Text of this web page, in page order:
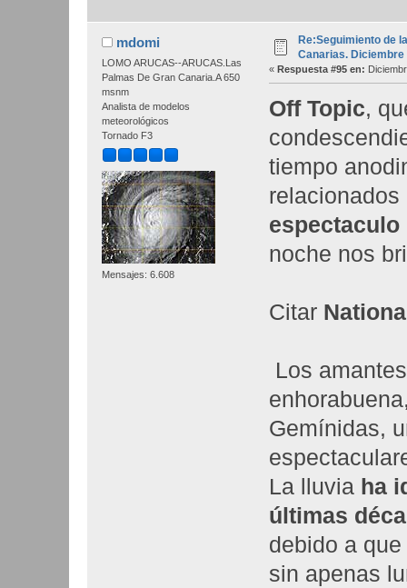
mdomi
LOMO ARUCAS--ARUCAS.Las
Palmas De Gran Canaria.A 650
msnm
Analista de modelos
meteorológicos
Tornado F3
Mensajes: 6.608
Re:Seguimiento de
Canarias. Diciembre
« Respuesta #95 en:
Off Topic,
tiempo
espectaculo
noche nos
Citar
Los
Gemínidas,
La lluvia ha
últimas
debido a
sin apenas